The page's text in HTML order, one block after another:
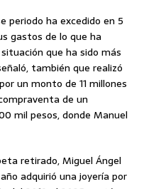
periodo ha excedido en 5
gastos de lo que ha
que ha sido más
también que realizó
un monto de 11 millones
de un
mil pesos, donde Manuel
retirado, Miguel Ángel
adquirió una joyería por